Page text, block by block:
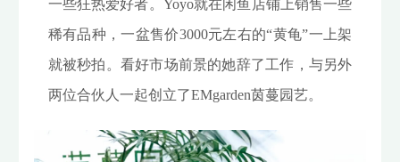
一些狂热爱好者。Yoyo就在闲鱼店铺上销售一些
稀有品种，一盆售价3000元左右的“黄龟”一上架
就被秒拍。看好市场前景的她辞了工作，与另外
两位合伙人一起创立了EMgarden茵蔓园艺。